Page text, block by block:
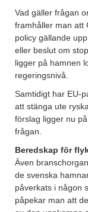
Vad gäller frågan
framhåller man att
policy gällande
eller beslut om
ligger på hamnen
regeringsnivå.
Samtidigt har EU-
att stänga ute
förslag ligger nu
frågan.
Beredskap för
Även
de svenska
påverkats i någon
påpekar man att